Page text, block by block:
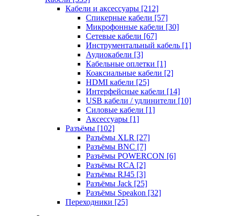
Кабели и аксессуары [212]
Спикерные кабели [57]
Микрофонные кабели [30]
Сетевые кабели [67]
Инструментальный кабель [1]
Аудиокабели [3]
Кабельные оплетки [1]
Коаксиальные кабели [2]
HDMI кабели [25]
Интерфейсные кабели [14]
USB кабели / удлинители [10]
Силовые кабели [1]
Аксессуары [1]
Разъёмы [102]
Разъёмы XLR [27]
Разъёмы BNC [7]
Разъёмы POWERCON [6]
Разъёмы RCA [2]
Разъёмы RJ45 [3]
Разъёмы Jack [25]
Разъёмы Speakon [32]
Переходники [25]